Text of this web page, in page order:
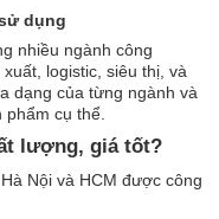
dụng
nhiều ngành công
logistic, siêu thị, và
dạng của từng ngành và
cụ thể.
lượng, giá tốt?
Nội và HCM được công